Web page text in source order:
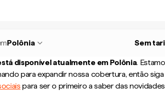
Polônia Sem
disponível atualmente em Polônia.
para expandir nossa cobertura, então siga
para ser o primeiro a saber das